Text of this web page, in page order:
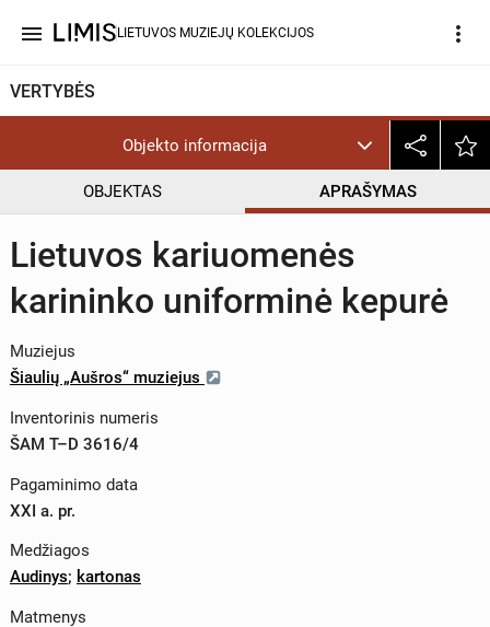
menu LIETUVOS MUZIEJŲ KOLEKCIJOS more_vert
VERTYBĖS
Objekto informacija
OBJEKTAS APRAŠYMAS
Lietuvos kariuomenės
karininko uniforminė kepurė
Muziejus
Šiaulių „Aušros“ muziejus
Inventorinis numeris
ŠAM T–D 3616/4
Pagaminimo data
XXI a. pr.
Medžiagos
Audinys; kartonas
Matmenys